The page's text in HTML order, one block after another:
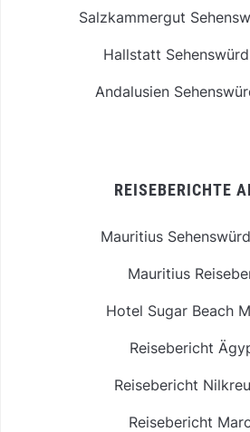
Salzkammergut
Hallstatt
Andalusien
REISEBERICHTE
Mauritius
Mauritius
Hotel Sugar Beach
Reisebericht
Reisebericht
Reisebericht